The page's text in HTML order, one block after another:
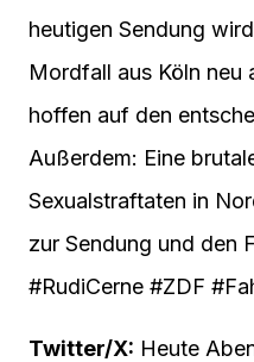
heutigen Sendung
Mordfall aus Köln neu
hoffen auf den
Außerdem: Eine
Sexualstraftaten in
zur Sendung und den
#RudiCerne #ZDF
Twitter/X: Heute